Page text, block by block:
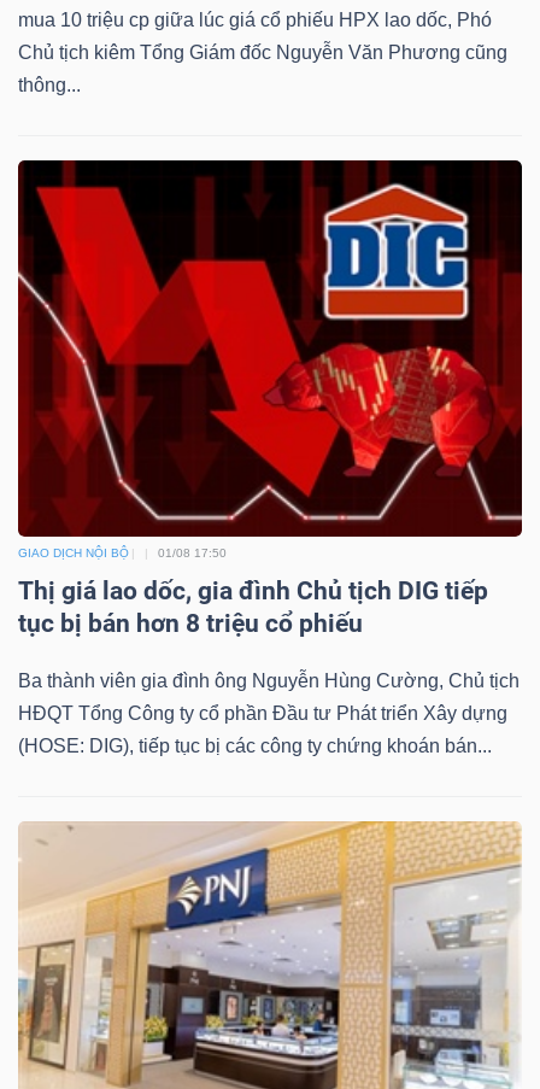
mua 10 triệu cp giữa lúc giá cổ phiếu HPX lao dốc, Phó
Chủ tịch kiêm Tổng Giám đốc Nguyễn Văn Phương cũng
thông...
GIAO DỊCH NỘI BỘ 01/08 17:50
Thị giá lao dốc, gia đình Chủ tịch DIG tiếp
tục bị bán hơn 8 triệu cổ phiếu
Ba thành viên gia đình ông Nguyễn Hùng Cường, Chủ tịch
HĐQT Tổng Công ty cổ phần Đầu tư Phát triển Xây dựng
(HOSE: DIG), tiếp tục bị các công ty chứng khoán bán...